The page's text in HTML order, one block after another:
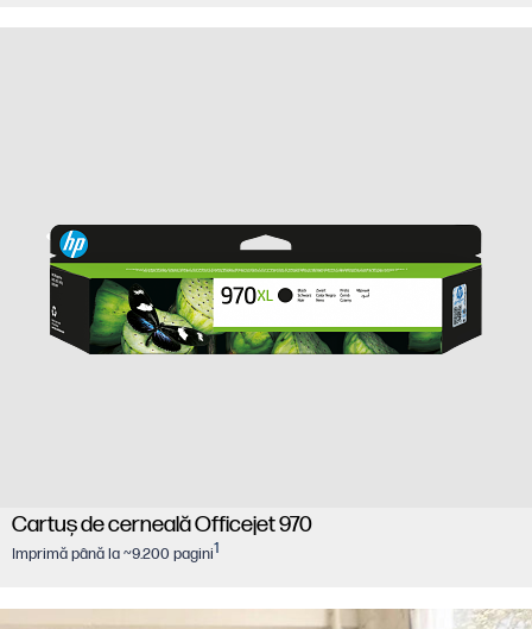
Cartuş de cerneală Officejet 970
Imprimă până la ~9.200 pagini1